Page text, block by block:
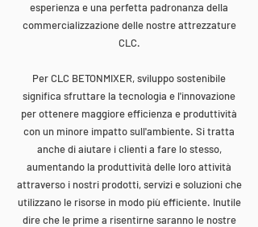
esperienza e una perfetta padronanza della
commercializzazione delle nostre attrezzature
CLC.
Per CLC BETONMIXER, sviluppo sostenibile
significa sfruttare la tecnologia e l'innovazione
per ottenere maggiore efficienza e produttività
con un minore impatto sull'ambiente. Si tratta
anche di aiutare i clienti a fare lo stesso,
aumentando la produttività delle loro attività
attraverso i nostri prodotti, servizi e soluzioni che
utilizzano le risorse in modo più efficiente. Inutile
dire che le prime a risentirne saranno le nostre